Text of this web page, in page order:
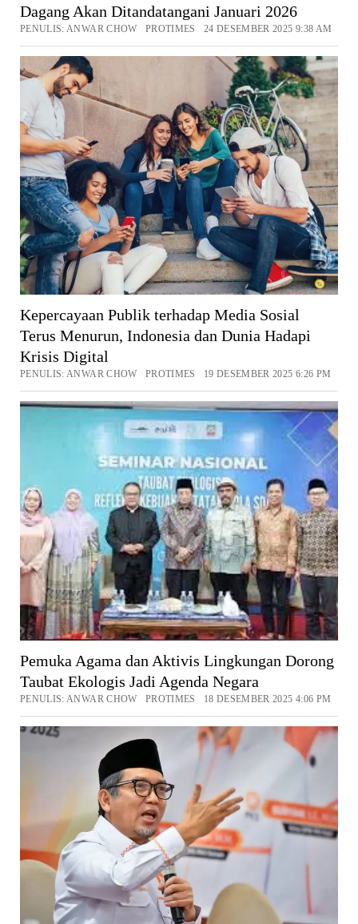
Dagang Akan Ditandatangani Januari 2026
PENULIS: ANWAR CHOW PROTIMES 24 DESEMBER 2025 9:38 AM
Kepercayaan Publik terhadap Media Sosial
Terus Menurun, Indonesia dan Dunia Hadapi
Krisis Digital
PENULIS: ANWAR CHOW PROTIMES 19 DESEMBER 2025 6:26 PM
Pemuka Agama dan Aktivis Lingkungan Dorong
Taubat Ekologis Jadi Agenda Negara
PENULIS: ANWAR CHOW PROTIMES 18 DESEMBER 2025 4:06 PM